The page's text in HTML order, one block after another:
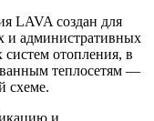
LAVA создан для
и административных
отопления, в
теплосетям —
схеме.